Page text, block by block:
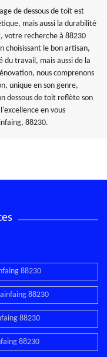
de dessous de toit est
mais aussi la durabilité
votre recherche à 88230
choisissant le bon artisan,
du travail, mais aussi de la
nous comprenons
unique en son genre,
dessous de toit reflète son
en vous
88230.
88230
88230
88230
88230